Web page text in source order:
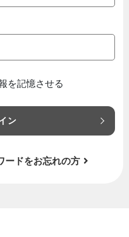
を記憶させる
ン
ードをお忘れの方